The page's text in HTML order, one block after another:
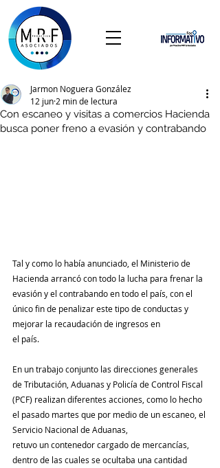
Con escaneo y visitas a comercios Hacienda
busca poner freno a evasión y contrabando
Jarmon Noguera González
12 jun 2 min de lectura
Tal y como lo había anunciado, el Ministerio de
Hacienda arrancó con todo la lucha para frenar la
evasión y el contrabando en todo el país, con el
único fin de penalizar este tipo de conductas y
mejorar la recaudación de ingresos en
el país.
En un trabajo conjunto las direcciones generales
de Tributación, Aduanas y Policía de Control Fiscal
(PCF) realizan diferentes acciones, como lo hecho
el pasado martes que por medio de un escaneo, el
Servicio Nacional de Aduanas,
retuvo un contenedor cargado de mercancías,
dentro de las cuales se ocultaba una cantidad